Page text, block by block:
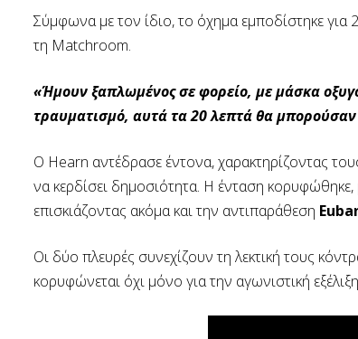
Σύμφωνα με τον ίδιο, το όχημα εμποδίστηκε
τη Matchroom.
«Ήμουν ξαπλωμένος σε φορείο, με μάσκα
τραυματισμό, αυτά τα 20 λεπτά θα
Ο Hearn αντέδρασε έντονα, χαρακτηρίζοντας
να κερδίσει δημοσιότητα. Η ένταση
επισκιάζοντας ακόμα και την αντιπαράθεση
Οι δύο πλευρές συνεχίζουν τη λεκτική τους
κορυφώνεται όχι μόνο για την αγωνιστική